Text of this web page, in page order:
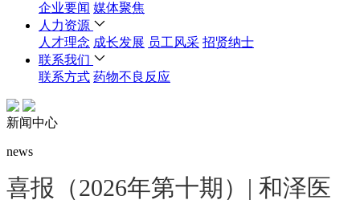
企业要闻 媒体聚焦
人力资源
人才理念 成长发展 员工风采 招贤纳士
联系我们
联系方式 药物不良反应
新闻中心
news
喜报（2026年第十期）| 和泽医